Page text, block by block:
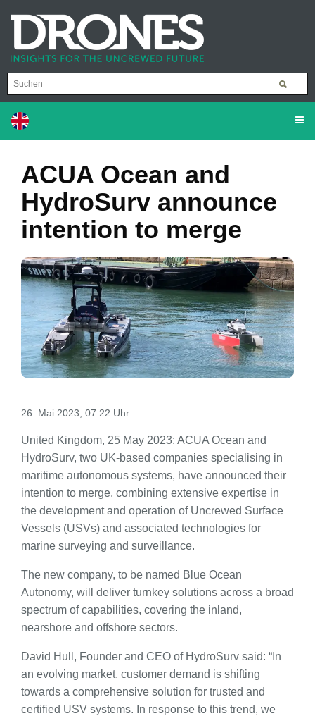
ACUA Ocean and
HydroSurv announce
intention to merge
26. Mai 2023, 07:22 Uhr
United Kingdom, 25 May 2023: ACUA Ocean and
HydroSurv, two UK-based companies specialising in
maritime autonomous systems, have announced their
intention to merge, combining extensive expertise in
the development and operation of Uncrewed Surface
Vessels (USVs) and associated technologies for
marine surveying and surveillance.
The new company, to be named Blue Ocean
Autonomy, will deliver turnkey solutions across a broad
spectrum of capabilities, covering the inland,
nearshore and offshore sectors.
David Hull, Founder and CEO of HydroSurv said: “In
an evolving market, customer demand is shifting
towards a comprehensive solution for trusted and
certified USV systems. In response to this trend, we